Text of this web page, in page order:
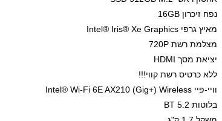
נפח זיכרון 16GB
מאיץ גרפי Intel® Iris® Xe Graphics
מצלמת רשת 720P
יציאת מסך HDMI
ללא כרטיס רשת קווי!!!
וויי-פיי Intel® Wi-Fi 6E AX210 (Gig+) Wireless
בלוטות BT 5.2